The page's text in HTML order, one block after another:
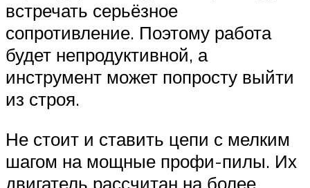
встречать серьёзное
сопротивление. Поэтому работа
будет непродуктивной, а
инструмент может попросту выйти
из строя.
Не стоит и ставить цепи с мелким
шагом на мощные профи-пилы. Их
двигатель рассчитан на более